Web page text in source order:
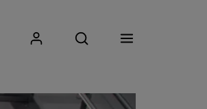
Mitt KristianiaÅpne søk
Skriv inn søkefrase
Søk
Meny